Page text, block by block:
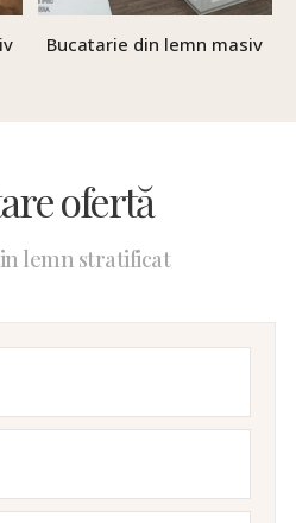
Bucatarie din lemn masiv
ofertă
lemn stratificat